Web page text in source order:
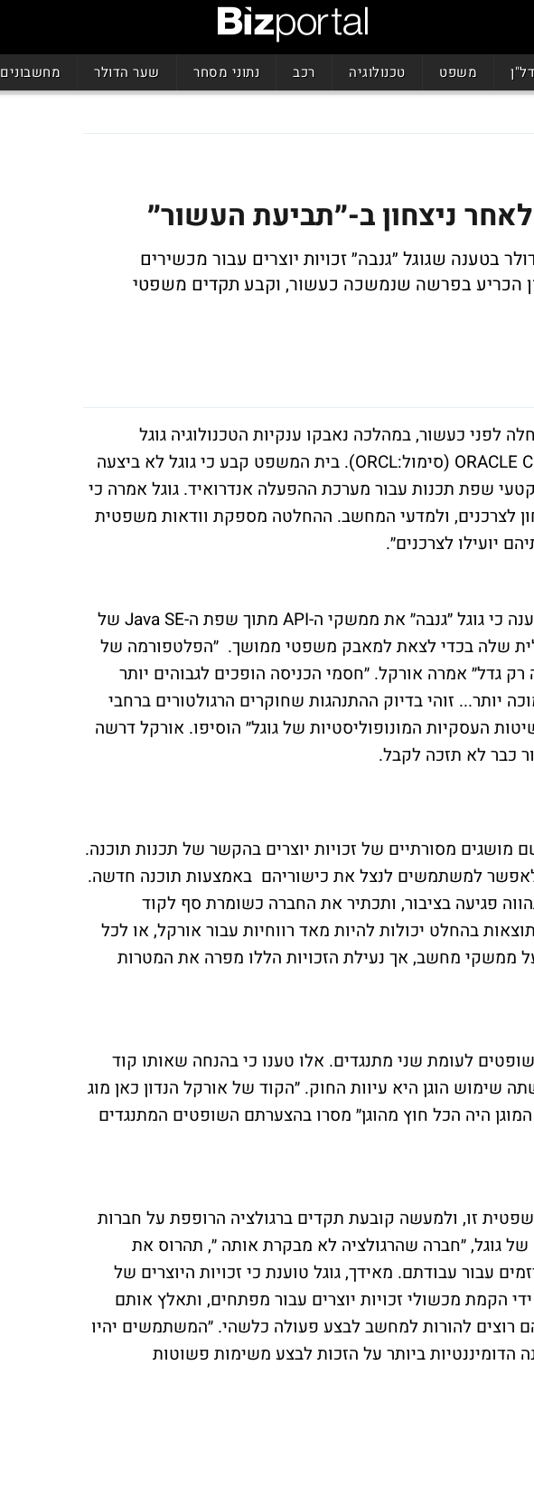
משפט טכנולוגיה רכב נתוני מסחר שער הדולר מחשבונים
ניצחון ב-״תביעת העשור״
של כ-9 מיליארד דולר בטענה שגוגל ״גנבה״ זכויות יוצרים עבור מכשירים
הכריע בפרשה שנמשכה כעשור, וקבע תקדים משפטי
לפני כעשור, במהלכה נאבקו ענקיות הטכנולוגיה גוגל
GOOGLE (סימול:GOOG) ואורקל ORACLE CORP (סימול:ORCL). בית המשפט קבע כי גוגל לא ביצעה
שפת תכנות עבור מערכת ההפעלה אנדרואיד. גוגל אמרה כי
לצרכנים, ולמדעי המחשב. ההחלטה מספקת וודאות משפטית
יועילו לצרכנים״.
במאבק שמוערך במיליארדים, אורקל טענה כי גוגל ״גנבה״ את ממשקי ה-API מתוך שפת ה-Java SE של
שלה בכדי לצאת למאבק משפטי ממושך. ״הפלטפורמה של
גדל״ אמרה אורקל. ״חסמי הכניסה הופכים לגבוהים יותר
יותר... זוהי בדיוק ההתנהגות שחוקרים הרגולטורים ברחבי
העסקיות המונופוליסטיות של גוגל״ הוסיפו. אורקל דרשה
מסורתיים של זכויות יוצרים בהקשר של תכנות תוכנה.
למשתמשים לנצל את כישוריהם באמצעות תוכנה חדשה.
פגיעה בציבור, ותכתיר את החברה כשומרת סף לקוד
בהחלט יכולות להיות מאד רווחיות עבור אורקל, או לכל
ממשקי מחשב, אך נעילת הזכויות הללו מפרה את המטרות
בית המשפט הכריע בסוגיה ברוב של 6 שופטים לעומת שני מתנגדים. אלו טענו כי בהנחה שאותו קוד
שימוש הוגן היא עיוות החוק. ״הקוד של אורקל הנדון כאן מוג
היה הכל חוץ מהוגן״ מסרו בהצערתם השופטים המתנגדים
זו, ולמעשה קובעת תקדים ברגולציה הרופפת על חברות
של גוגל, ״חברה שהרגולציה לא מבקרת אותה ״, תהרוס את
עבור עבודתם. מאידך, גוגל טוענת כי זכויות היוצרים של
הקמת מכשולי זכויות יוצרים עבור מפתחים, ותאלץ אותם
להורות למחשב לבצע פעולה כלשהי. ״המשתמשים יהיו
הדומיננטיות ביותר על הזכות לבצע משימות פשוטות